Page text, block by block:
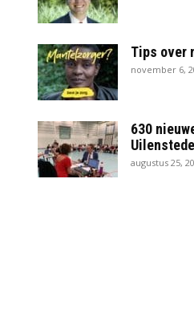
Tips over
november 6,
630
Uilenstede
augustus 25,